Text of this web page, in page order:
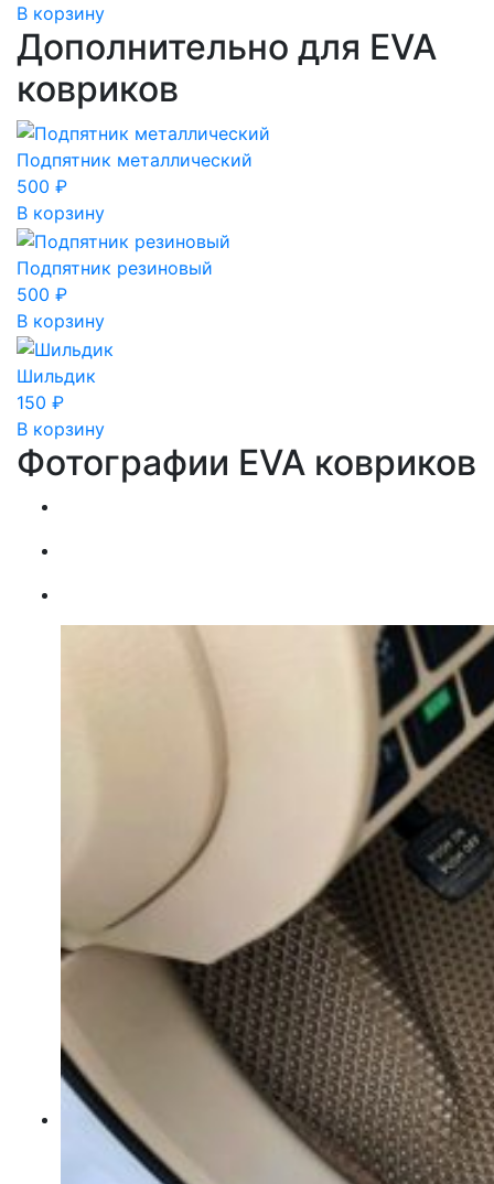
В корзину
Дополнительно для EVA
ковриков
Подпятник металлический
500 ₽
В корзину
Подпятник резиновый
500 ₽
В корзину
Шильдик
150 ₽
В корзину
Фотографии EVA ковриков